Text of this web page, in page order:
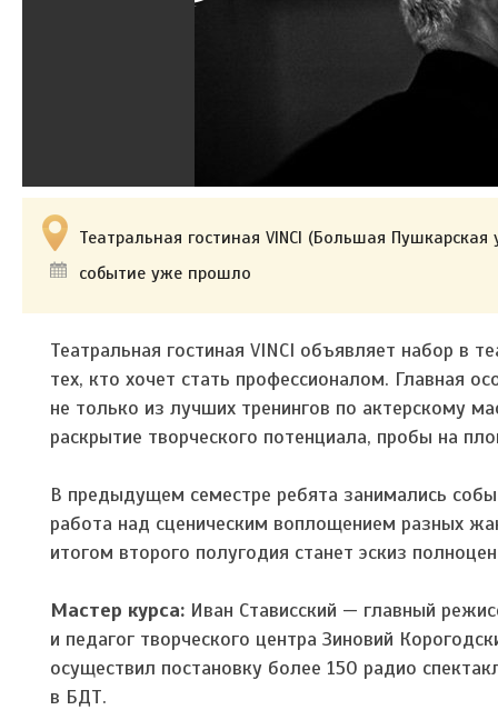
Театральная гостиная VINCI (Большая Пушкарская
событие уже прошло
Театральная гостиная VINCI объявляет набор в
тех, кто хочет стать профессионалом. Главная
не только из лучших тренингов по актерскому
раскрытие творческого потенциала, пробы на
В предыдущем семестре ребята занимались
работа над сценическим воплощением разных
итогом второго полугодия станет эскиз
Мастер курса: Иван Стависский — главный
и педагог творческого центра Зиновий
осуществил постановку более 150 радио
в БДТ.